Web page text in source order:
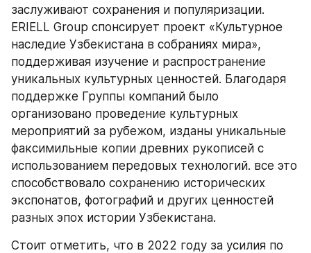
заслуживают сохранения и популяризации.
ERIELL Group спонсирует проект «Культурное
наследие Узбекистана в собраниях мира»,
поддерживая изучение и распространение
уникальных культурных ценностей. Благодаря
поддержке Группы компаний было
организовано проведение культурных
мероприятий за рубежом, изданы уникальные
факсимильные копии древних рукописей с
использованием передовых технологий. все это
способствовало сохранению исторических
экспонатов, фотографий и других ценностей
разных эпох истории Узбекистана.
Стоит отметить, что в 2022 году за усилия по